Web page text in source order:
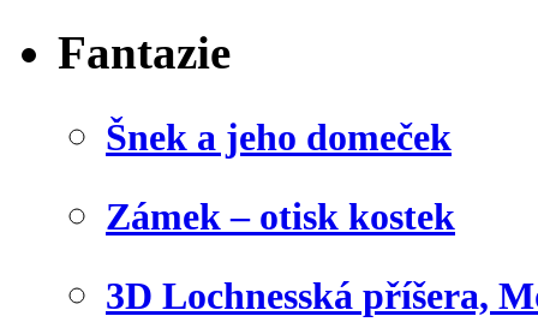
Fantazie
Šnek a jeho domeček
Zámek – otisk kostek
3D Lochnesská příšera,